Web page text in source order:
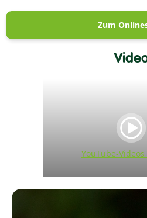
Zum
YouTube-